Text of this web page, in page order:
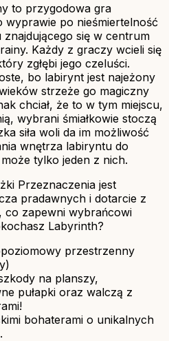
to przygodowa gra
wyprawie po nieśmiertelność
się w centrum
Każdy z graczy wcieli się
zgłębi jego czeluści.
bo labirynt jest najeżony
strzeże go magiczny
chciał, że to w tym miejscu,
wybrani śmiałkowie stoczą
siła woli da im możliwość
wnętrza labiryntu do
tylko jeden z nich.
Przeznaczenia jest
pradawnych i dotarcie z
co zapewni wybrańcowi
Labyrinth?
przestrzenny
na planszy,
pułapki oraz walczą z
bohaterami o unikalnych